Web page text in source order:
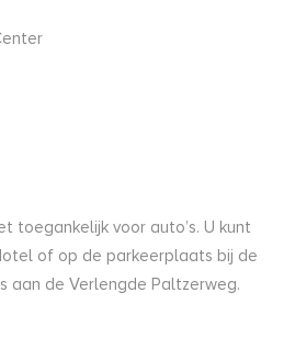
toegankelijk voor auto’s. U kunt
of op de parkeerplaats bij de
aan de Verlengde Paltzerweg.